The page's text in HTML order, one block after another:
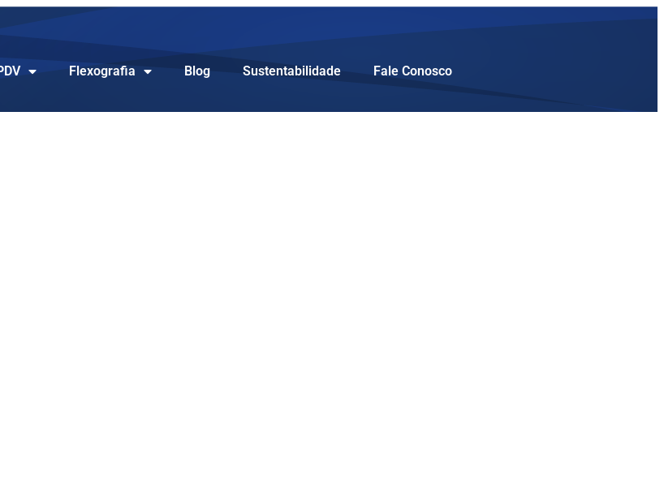
Flexografia Blog Sustentabilidade Fale Conosco